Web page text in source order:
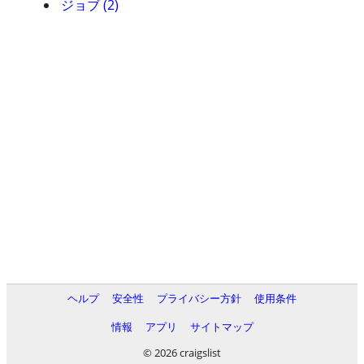
ジョブ (2)
ヘルプ 安全性 プライバシー方針
使用条件
情報
アプリ
サイトマップ
© 2026 craigslist